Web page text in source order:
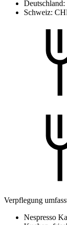
Deutschland:
Schweiz:
Verpflegung
Nespresso